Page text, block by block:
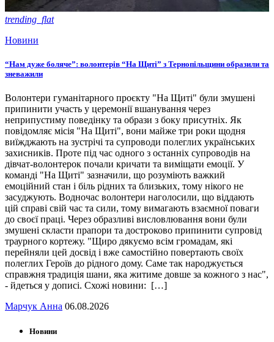
trending_flat
Новини
“Нам дуже боляче”: волонтерів “На Щиті” з Тернопільщини образили та
зневажили
Волонтери гуманітарного проєкту "На Щиті" були змушені
припинити участь у церемонії вшанування через
неприпустиму поведінку та образи з боку присутніх. Як
повідомляє місія "На Щиті", вони майже три роки щодня
виїжджають на зустрічі та супроводи полеглих українських
захисників. Проте під час одного з останніх супроводів на
дівчат-волонтерок почали кричати та виміщати емоції. У
команді "На Щиті" зазначили, що розуміють важкий
емоційний стан і біль рідних та близьких, тому нікого не
засуджують. Водночас волонтери наголосили, що віддають
цій справі свій час та сили, тому вимагають взаємної поваги
до своєї праці. Через образливі висловлювання вони були
змушені скласти прапори та достроково припинити супровід
траурного кортежу. "Щиро дякуємо всім громадам, які
перейняли цей досвід і вже самостійно повертають своїх
полеглих Героїв до рідного дому. Саме так народжується
справжня традиція шани, яка житиме довше за кожного з нас",
- йдеться у дописі. Схожі новини: […]
Марчук Анна 06.08.2026
Новини